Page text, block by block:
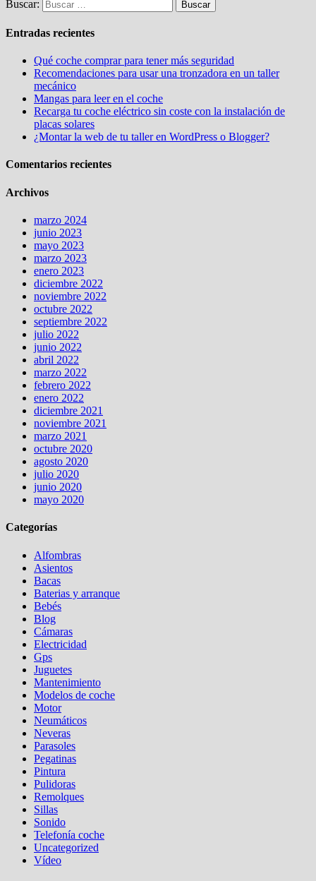
Buscar:
Entradas recientes
Qué coche comprar para tener más seguridad
Recomendaciones para usar una tronzadora en un taller
mecánico
Mangas para leer en el coche
Recarga tu coche eléctrico sin coste con la instalación de
placas solares
¿Montar la web de tu taller en WordPress o Blogger?
Comentarios recientes
Archivos
marzo 2024
junio 2023
mayo 2023
marzo 2023
enero 2023
diciembre 2022
noviembre 2022
octubre 2022
septiembre 2022
julio 2022
junio 2022
abril 2022
marzo 2022
febrero 2022
enero 2022
diciembre 2021
noviembre 2021
marzo 2021
octubre 2020
agosto 2020
julio 2020
junio 2020
mayo 2020
Categorías
Alfombras
Asientos
Bacas
Baterias y arranque
Bebés
Blog
Cámaras
Electricidad
Gps
Juguetes
Mantenimiento
Modelos de coche
Motor
Neumáticos
Neveras
Parasoles
Pegatinas
Pintura
Pulidoras
Remolques
Sillas
Sonido
Telefonía coche
Uncategorized
Vídeo